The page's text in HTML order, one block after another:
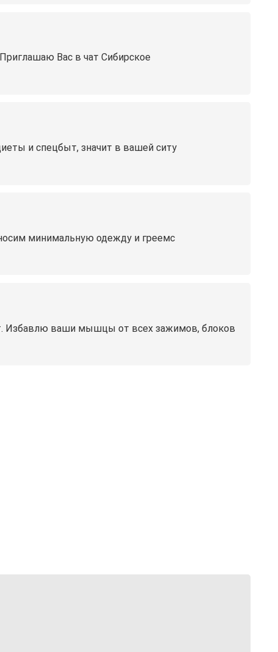
Вас в чат Сибирское
и спецбыт, значит в вашей ситу
минимальную одежду и греемс
ваши мышцы от всех зажимов, блоков